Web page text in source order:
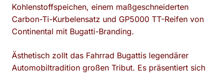
Kohlenstoffspeichen, einem maßgeschneiderten
Carbon-Ti-Kurbelensatz und GP5000 TT-Reifen von
Continental mit Bugatti-Branding.
Ästhetisch zollt das Fahrrad Bugattis legendärer
Automobiltradition großen Tribut. Es präsentiert sich